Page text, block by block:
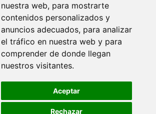
nuestra web, para mostrarte
contenidos personalizados y
anuncios adecuados, para analizar
el tráfico en nuestra web y para
comprender de donde llegan
nuestros visitantes.
Aceptar
Rechazar
de contratación
Envío y entrega
Devoluciones
Formas de pago